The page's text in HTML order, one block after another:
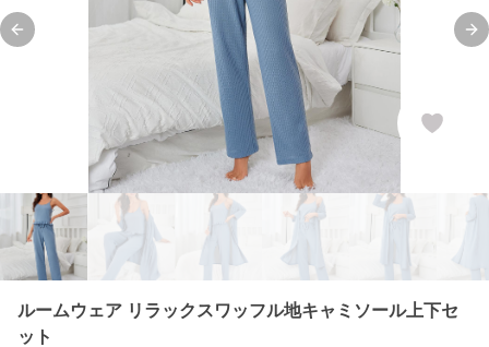
Previous slide
ルームウェア リラックスワッフル地キャミソール上下セ
ット